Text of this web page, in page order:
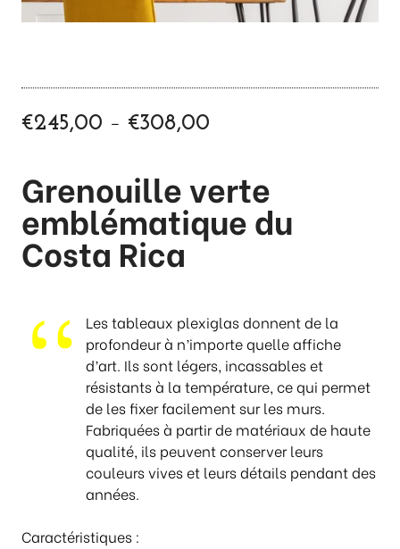
€245,00 – €308,00
g
e
d
x
:
€
2
4
5
,
Grenouille verte
emblématique du
Costa Rica
Les tableaux plexiglas donnent de la
profondeur à n’importe quelle affiche
d’art. Ils sont légers, incassables et
résistants à la température, ce qui permet
de les fixer facilement sur les murs.
Fabriquées à partir de matériaux de haute
qualité, ils peuvent conserver leurs
couleurs vives et leurs détails pendant des
années.
Caractéristiques :